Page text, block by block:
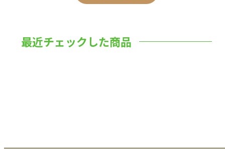
最近チェックした商品